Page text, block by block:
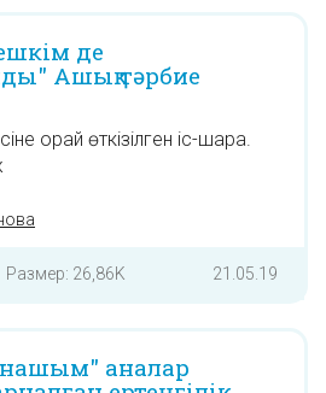
де
Ашық тәрбие
орай өткізілген іс-шара.
Размер: 26,86K 21.05.19
аналар